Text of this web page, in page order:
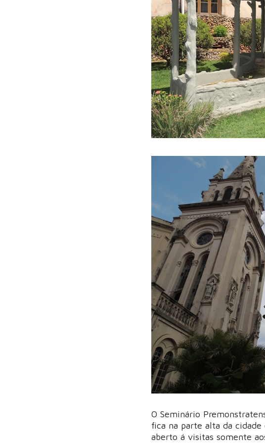
O Seminário
fica na parte alta da cidade
aberto á visitas somente